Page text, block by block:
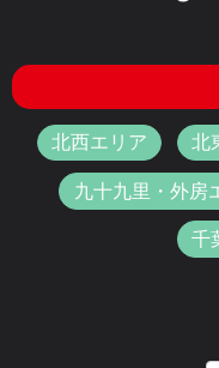
北西エリア 北
九十九里・外房
千